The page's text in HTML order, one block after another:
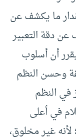
ما يكشف عن
عن دقة التعبير
أن أسلوب
وحسن النظم
في النظم
في أعلى
لأنه غير مخلوق،